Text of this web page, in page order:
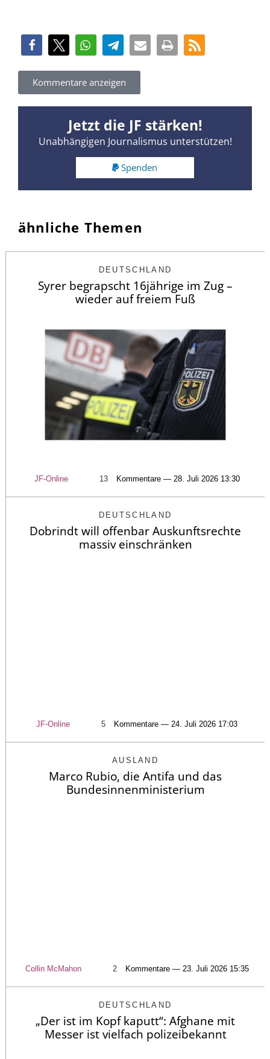
Kommentare anzeigen
Jetzt die JF stärken!
Unabhängigen Journalismus unterstützen!
Spenden
ähnliche Themen
DEUTSCHLAND
Syrer begrapscht 16jährige im Zug –
wieder auf freiem Fuß
JF-Online 13 Kommentare — 28. Juli 2026 13:30
DEUTSCHLAND
Dobrindt will offenbar Auskunftsrechte
massiv einschränken
JF-Online 5 Kommentare — 24. Juli 2026 17:03
AUSLAND
Marco Rubio, die Antifa und das
Bundesinnenministerium
Collin McMahon 2 Kommentare — 23. Juli 2026 15:35
DEUTSCHLAND
„Der ist im Kopf kaputt“: Afghane mit
Messer ist vielfach polizeibekannt